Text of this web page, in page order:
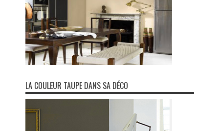
LA COULEUR TAUPE DANS SA DÉCO